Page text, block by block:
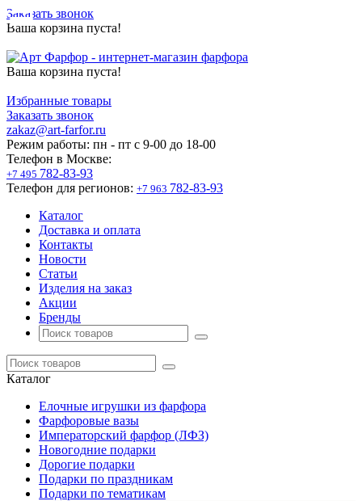
Заказать звонок
Ваша корзина пуста!
Ваша корзина пуста!
Избранные товары
Заказать звонок
zakaz@art-farfor.ru
Режим работы: пн - пт c 9-00 до 18-00
Телефон в Москве:
+7 495 782-83-93
Телефон для регионов: +7 963 782-83-93
Каталог
Доставка и оплата
Контакты
Новости
Статьи
Изделия на заказ
Акции
Бренды
Каталог
Елочные игрушки из фарфора
Фарфоровые вазы
Императорский фарфор (ЛФЗ)
Новогодние подарки
Дорогие подарки
Подарки по праздникам
Подарки по тематикам